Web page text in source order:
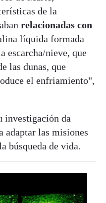
de la
relacionadas con
líquida formada
escarcha/nieve, que
las dunas, que
el enfriamiento",
investigación da
adaptar las misiones
búsqueda de vida.